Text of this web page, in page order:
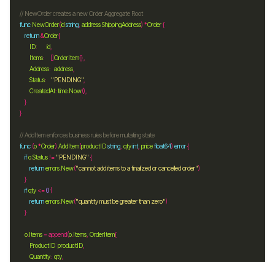
// NewOrder creates a new Order Aggregate Root
func NewOrder(idstring addressShippingAddress) *Order
return&Order
ID: id
Items:     []OrderItem
Address: address
Status: "PENDING"
CreatedAt: time Now
// AddItem enforces business rules before mutating state
func (o*Order) AddItem(productIDstring qtyint, pricefloat64) error
ifoStatus != "PENDING"
returnerrors New("cannot add items to a finalized or cancelled order"
ifqty <=0
returnerrors New("quantity must be greater than zero"
o Items = append(o Items OrderItem
ProductID: productID
Quantity: qty